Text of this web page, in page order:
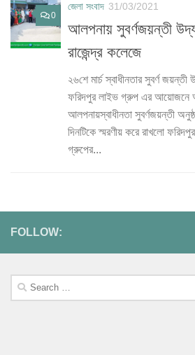
0
জেলা সংবাদ 31/03/2021
আলপনায় সুবর্ণজয়ন্তী
রাজেন্দ্র কলেজে
২৬শে মার্চ স্বাধীনতার সুবর্ণ
ফরিদপুর লাইভ গ্রুপ এর আয়োজনে
আলপনায়স্বাধীনতা সুবর্ণজয়ন্তী
দিনটিকে স্মরণীয় করে রাখলো
গ্রুপের...
FOLLOW:
Search
for: